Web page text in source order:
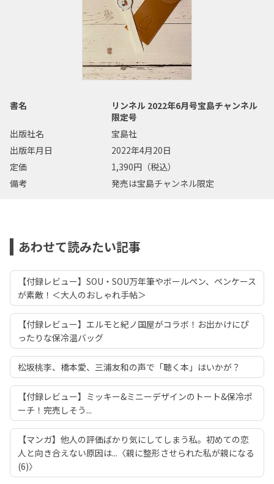
書名
リンネル 2022年6月号宝島チャンネル
限定号
出版社名
宝島社
出版年月日
2022年4月20日
定価
1,390円（税込）
備考
発売は宝島チャンネル限定
あわせて読みたい記事
【付録レビュー】SOU・SOU万年筆やボールペン、ペンケース
が素敵！＜大人のおしゃれ手帖＞
【付録レビュー】エルモと紀ノ国屋がコラボ！お出かけにぴ
ったりな保冷温バッグ
松坂桃李、橋本愛、三浦友和の声で「聴く本」はいかが？
【付録レビュー】ミッキー&ミニーデザインのトート&保冷ポ
ーチ！完売しそう...
【マンガ】他人の評価ばかり気にしてしまう私。初めての恋
人と向き合えない原因は...〈親に整形させられた私が親になる
(6)〉